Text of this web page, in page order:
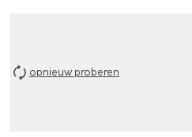
opnieuw proberen